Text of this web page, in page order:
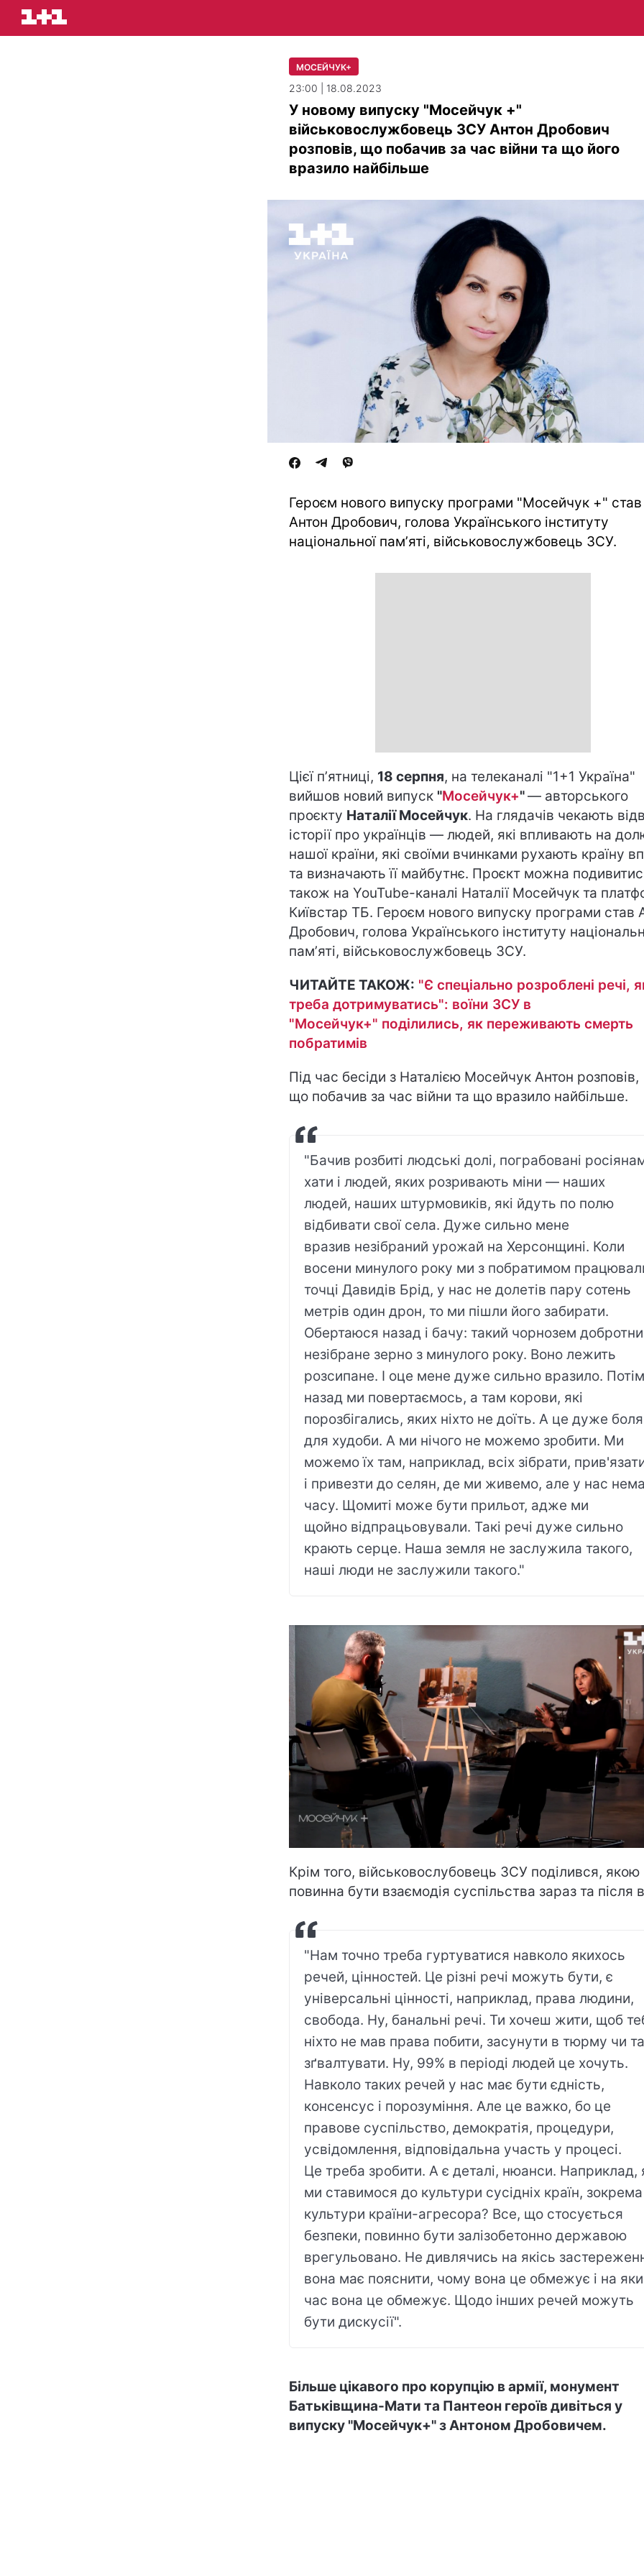
МОСЕЙЧУК+
23:00 | 18.08.2023
У новому випуску "Мосейчук +"
військовослужбовець ЗСУ Антон Дробович
розповів, що побачив за час війни та що його
вразило найбільше
Героєм нового випуску програми "Мосейчук +" став
Антон Дробович, голова Українського інституту
національної памʼяті, військовослужбовець ЗСУ.
Цієї пʼятниці, 18 серпня, на телеканалі "1+1 Україна"
вийшов новий випуск "Мосейчук+"— авторського
проєкту Наталії Мосейчук. На глядачів чекають
історії про українців — людей, які впливають на
нашої країни, які своїми вчинками рухають країну
та визначають її майбутнє. Проєкт можна
також на YouTube-каналі Наталії Мосейчук та
Київстар ТБ. Героєм нового випуску програми став
Дробович, голова Українського інституту
памʼяті, військовослужбовець ЗСУ.
ЧИТАЙТЕ ТАКОЖ: "Є спеціально розроблені речі,
треба дотримуватись": воїни ЗСУ в
"Мосейчук+" поділились, як переживають смерть
побратимів
Під час бесіди з Наталією Мосейчук Антон розповів,
що побачив за час війни та що вразило найбільше.
"Бачив розбиті людські долі, пограбовані
хати і людей, яких розривають міни — наших
людей, наших штурмовиків, які йдуть по полю
відбивати свої села. Дуже сильно мене
вразив незібраний урожай на Херсонщині. Коли
восени минулого року ми з побратимом
точці Давидів Брід, у нас не долетів пару сотень
метрів один дрон, то ми пішли його забирати.
Обертаюся назад і бачу: такий чорнозем
незібране зерно з минулого року. Воно лежить
розсипане. І оце мене дуже сильно вразило. Потім
назад ми повертаємось, а там корови, які
порозбігались, яких ніхто не доїть. А це дуже
для худоби. А ми нічого не можемо зробити. Ми
можемо їх там, наприклад, всіх зібрати,
і привезти до селян, де ми живемо, але у нас
часу. Щомиті може бути прильот, адже ми
щойно відпрацьовували. Такі речі дуже сильно
крають серце. Наша земля не заслужила такого,
наші люди не заслужили такого."
Крім того, військовослубовець ЗСУ поділився, якою
повинна бути взаємодія суспільства зараз та після
"Нам точно треба гуртуватися навколо якихось
речей, цінностей. Це різні речі можуть бути, є
універсальні цінності, наприклад, права людини,
свобода. Ну, банальні речі. Ти хочеш жити, щоб
ніхто не мав права побити, засунути в тюрму чи
зґвалтувати. Ну, 99% в періоді людей це хочуть.
Навколо таких речей у нас має бути єдність,
консенсус і порозуміння. Але це важко, бо це
правове суспільство, демократія, процедури,
усвідомлення, відповідальна участь у процесі.
Це треба зробити. А є деталі, нюанси. Наприклад,
ми ставимося до культури сусідніх країн, зокрема
культури країни-агресора? Все, що стосується
безпеки, повинно бути залізобетонно державою
врегульовано. Не дивлячись на якісь
вона має пояснити, чому вона це обмежує і на
час вона це обмежує. Щодо інших речей можуть
бути дискусії".
Більше цікавого про корупцію в армії, монумент
Батьківщина-Мати та Пантеон героїв дивіться у
випуску "Мосейчук+" з Антоном Дробовичем.